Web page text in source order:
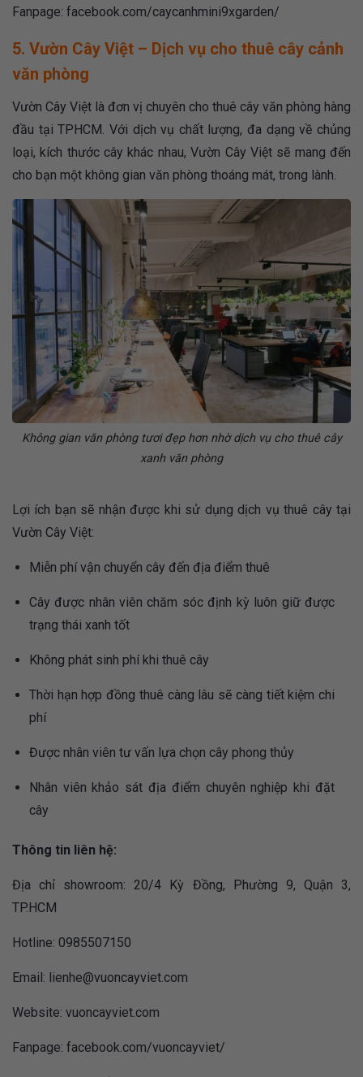
Fanpage: facebook.com/caycanhmini9xgarden/
5. Vườn Cây Việt – Dịch vụ cho thuê cây cảnh
văn phòng
Vườn Cây Việt là đơn vị chuyên cho thuê cây văn phòng hàng
đầu tại TPHCM. Với dịch vụ chất lượng, đa dạng về chủng
loại, kích thước cây khác nhau, Vườn Cây Việt sẽ mang đến
cho bạn một không gian văn phòng thoáng mát, trong lành.
Không gian văn phòng tươi đẹp hơn nhờ dịch vụ cho thuê cây
xanh văn phòng
Lợi ích bạn sẽ nhận được khi sử dụng dịch vụ thuê cây tại
Vườn Cây Việt:
Miễn phí vận chuyển cây đến địa điểm thuê
Cây được nhân viên chăm sóc định kỳ luôn giữ được
trạng thái xanh tốt
Không phát sinh phí khi thuê cây
Thời hạn hợp đồng thuê càng lâu sẽ càng tiết kiệm chi
phí
Được nhân viên tư vấn lựa chọn cây phong thủy
Nhân viên khảo sát địa điểm chuyên nghiệp khi đặt
cây
Thông tin liên hệ:
Địa chỉ showroom: 20/4 Kỳ Đồng, Phường 9, Quận 3,
TP.HCM
Hotline: 0985507150
Email: lienhe@vuoncayviet.com
Website: vuoncayviet.com
Fanpage: facebook.com/vuoncayviet/